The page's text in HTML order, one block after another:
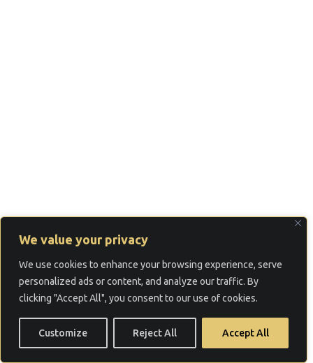
We value your privacy
We use cookies to enhance your browsing experience, serve
personalized ads or content, and analyze our traffic. By
clicking "Accept All", you consent to our use of cookies.
Customize Reject All Accept All